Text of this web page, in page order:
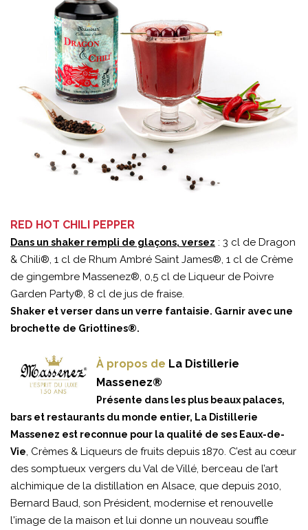
RED HOT CHILI PEPPER
Dans un shaker rempli de glaçons, versez : 3 cl de Dragon
& Chili®, 1 cl de Rhum Ambré Saint James®, 1 cl de Crème
de gingembre Massenez®, 0,5 cl de Liqueur de Poivre
Garden Party®, 8 cl de jus de fraise.
Shaker et verser dans un verre fantaisie. Garnir avec une
brochette de Griottines®.
À propos de La Distillerie
Massenez®
Présente dans les plus beaux palaces,
bars et restaurants du monde entier, La Distillerie
Massenez est reconnue pour la qualité de ses Eaux-de-
Vie, Crèmes & Liqueurs de fruits depuis 1870. C’est au cœur
des somptueux vergers du Val de Villé, berceau de l’art
alchimique de la distillation en Alsace, que depuis 2010,
Bernard Baud, son Président, modernise et renouvelle
l'image de la maison et lui donne un nouveau souffle